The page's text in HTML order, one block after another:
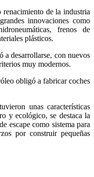
de la industria
innovaciones como
frenos de
plásticos.
a desarrollarse, con nuevos
muy modernos.
obligó a fabricar coches
unas características
y ecológico, se destaca la
escape como sistema para
por construir pequeñas